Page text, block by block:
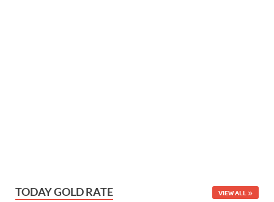
TODAY GOLD RATE VIEW ALL